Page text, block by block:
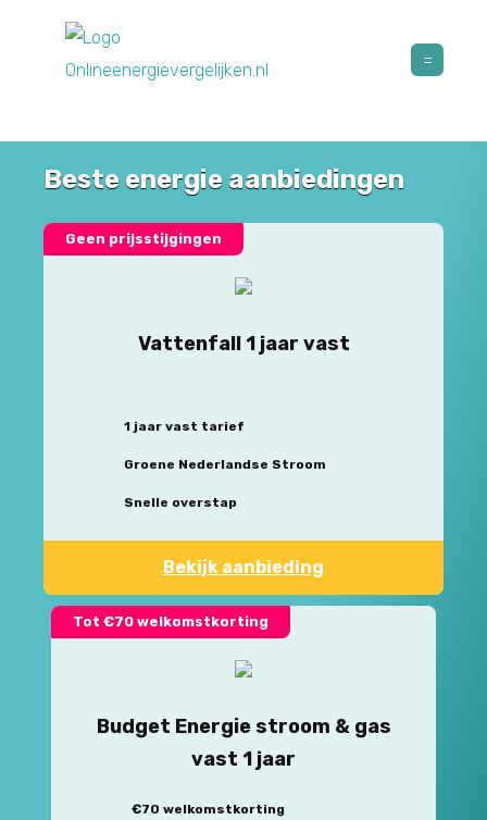
Beste energie aanbiedingen
Geen prijsstijgingen
Vattenfall 1 jaar vast
1 jaar vast tarief
Groene Nederlandse Stroom
Snelle overstap
Bekijk aanbieding
Tot €70 welkomstkorting
Budget Energie stroom & gas
vast 1 jaar
€70 welkomstkorting